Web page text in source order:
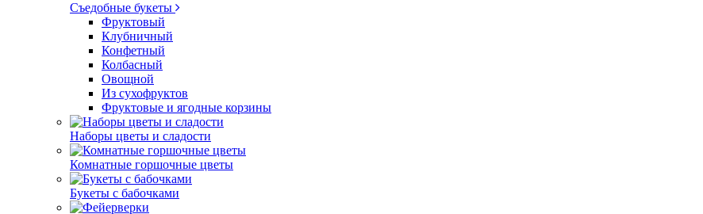
Съедобные букеты
Фруктовый
Клубничный
Конфетный
Колбасный
Овощной
Из сухофруктов
Фруктовые и ягодные корзины
Наборы цветы и сладости
Комнатные горшочные цветы
Букеты с бабочками